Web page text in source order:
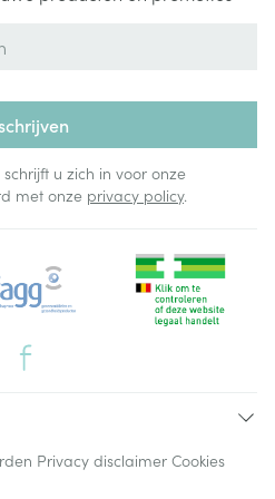
u zich in voor onze
met onze privacy policy.
Privacy disclaimer Cookies